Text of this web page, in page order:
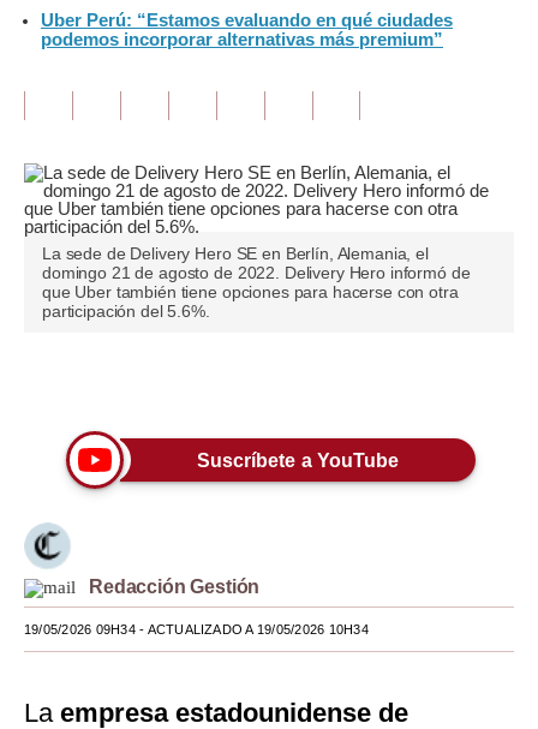
Finanzas Personales
Inmobiliarias
Opinión
Editorial
Pregunta de hoy
Viajes
Moda
Estilos
México
Uber Perú: “Estamos evaluando en qué ciudades
podemos incorporar alternativas más premium”
La sede de Delivery Hero SE en Berlín, Alemania, el
domingo 21 de agosto de 2022. Delivery Hero informó de
que Uber también tiene opciones para hacerse con otra
participación del 5.6%.
Suscríbete a YouTube
Redacción Gestión
19/05/2026 09H34- ACTUALIZADO A 19/05/2026 10H34
La empresa estadounidense de